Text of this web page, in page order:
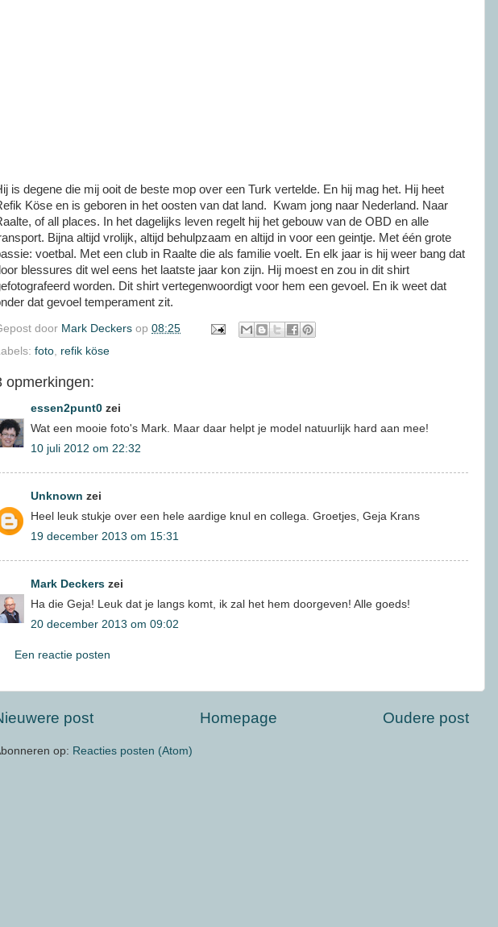
is degene die mij ooit de beste mop over een Turk vertelde. En hij mag het. Hij heet
Köse en is geboren in het oosten van dat land. Kwam jong naar Nederland. Naar
of all places. In het dagelijks leven regelt hij het gebouw van de OBD en alle
Bijna altijd vrolijk, altijd behulpzaam en altijd in voor een geintje. Met één grote
voetbal. Met een club in Raalte die als familie voelt. En elk jaar is hij weer bang dat
blessures dit wel eens het laatste jaar kon zijn. Hij moest en zou in dit shirt
worden. Dit shirt vertegenwoordigt voor hem een gevoel. En ik weet dat
dat gevoel temperament zit.
door Mark Deckers op 08:25
foto refik köse
opmerkingen:
essen2punt0 zei
Wat een mooie foto's Mark. Maar daar helpt je model natuurlijk hard aan mee!
10 juli 2012 om 22:32
Unknown zei
Heel leuk stukje over een hele aardige knul en collega. Groetjes, Geja Krans
19 december 2013 om 15:31
Mark Deckers zei
Ha die Geja! Leuk dat je langs komt, ik zal het hem doorgeven! Alle goeds!
20 december 2013 om 09:02
Een reactie posten
post Oudere post
Homepage
op: Reacties posten (Atom)